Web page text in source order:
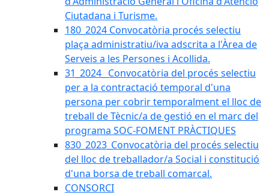
Ciutadana i Turisme.
180_2024 Convocatòria procés selectiu
plaça administratiu/iva adscrita a l'Àrea de
Serveis a les Persones i Acollida.
31_2024_ Convocatòria del procés selectiu
per a la contractació temporal d'una
persona per cobrir temporalment el lloc de
treball de Tècnic/a de gestió en el marc del
programa SOC-FOMENT PRÀCTIQUES
830_2023_Convocatòria del procés selectiu
del lloc de treballador/a Social i constitució
d'una borsa de treball comarcal.
CONSORCI